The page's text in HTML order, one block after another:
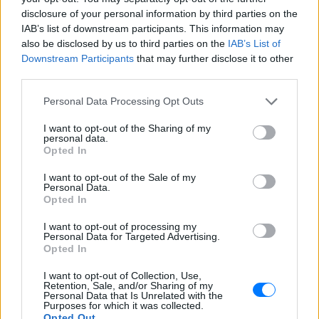
disclosure of your personal information by third parties on the
IAB’s list of downstream participants. This information may
also be disclosed by us to third parties on the IAB’s List of
Downstream Participants that may further disclose it to other
Personal Data Processing Opt Outs
I want to opt-out of the Sharing of my
personal data.
Opted In
I want to opt-out of the Sale of my
Personal Data.
Opted In
I want to opt-out of processing my
Personal Data for Targeted Advertising.
Opted In
I want to opt-out of Collection, Use,
Retention, Sale, and/or Sharing of my
Personal Data that Is Unrelated with the
Purposes for which it was collected.
σύγκρουση
Τροχαίο στις Σέρρες: «Έχασα τη
γυναίκα και το παιδί μου, τα
έχασα όλα» ‑ Ο πόνος του
Μητέρα 43 ετών και ο 21χρονος γιος της
φορτηγό στην επαρχιακή οδό Αμφίπολης
– Δράμας, κοντά στην Παλαιοκώμη.
Θεσσαλονίκης: Έσπασαν το
ΧΤΕΣ
καρφώθηκε πάνω σε κολονάκια.